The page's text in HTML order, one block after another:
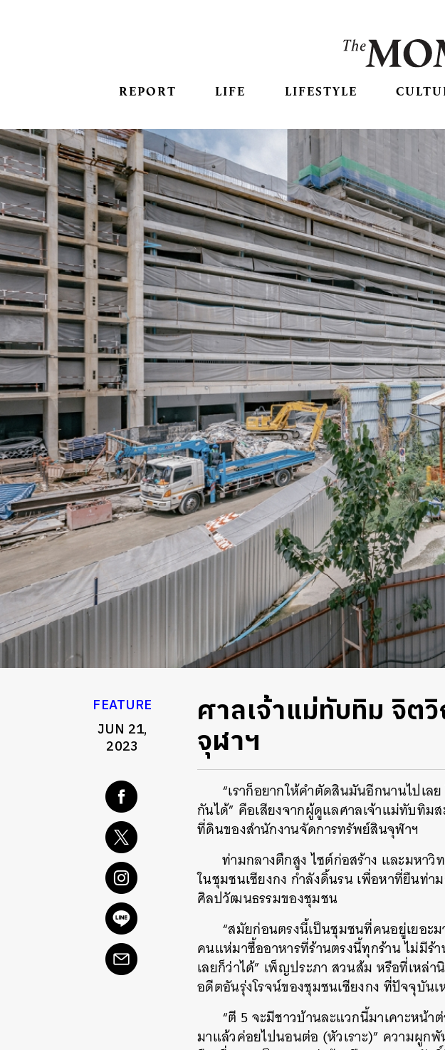
REPORT LIFE LIFESTYLE
FEATURE
JUN 21,
2023
ศาลเจ้าแม่ทับทิม จิ
จุฬาฯ
“เราก็อยากให้คำตัดสินมันอีกนานไปเลย
กันได้” คือเสียงจากผู้ดูแลศาลเจ้าแม่ทับทิม
ที่ดินของสำนักงานจัดการทรัพย์สินจุฬาฯ
ท่ามกลางตึกสูง ไซต์ก่อสร้าง และมหา
ในชุมชนเซียงกง กำลังดิ้นรน เพื่อหาที่ยืนท่
ศิลปวัฒนธรรมของชุมชน
“สมัยก่อนตรงนี้เป็นชุมชนที่คนอยู่เยอะ
คนแห่มาซื้ออาหารที่ร้านตรงนี้ทุกร้าน ไม่มีร้
เลยก็ว่าได้” เพ็ญประภา สวนส้ม หรือที่เหล่
อดีตอันรุ่งโรจน์ของชุมชนเซียงกง ที่ปัจจุบัน
“ตี 5 จะมีชาวบ้านละแวกนี้มาเคาะหน้า
มาแล้วค่อยไปนอนต่อ (หัวเราะ)” ความผูก